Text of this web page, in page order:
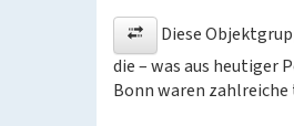
Diese
die – was aus heutiger
Bonn waren